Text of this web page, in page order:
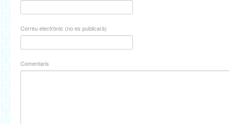
Correu electrònic (no es publicarà)
Comentaris